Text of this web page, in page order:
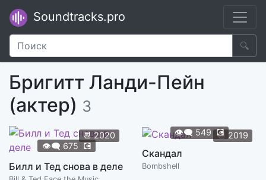
Soundtracks.pro
🔍
Бригитт Ланди-Пейн
(актер) 3
📆2020
👁️‍🗨️ 675 💽
Билл и Тед снова в деле
📆 2019
👁️‍🗨️ 549 💽
Скандал
Bombshell